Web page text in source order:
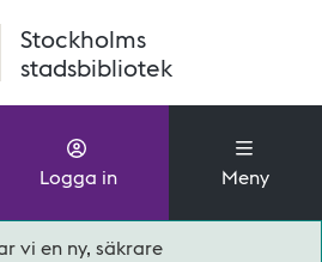
Stockholms
stadsbibliotek
Logga in Meny
vi en ny, säkrare